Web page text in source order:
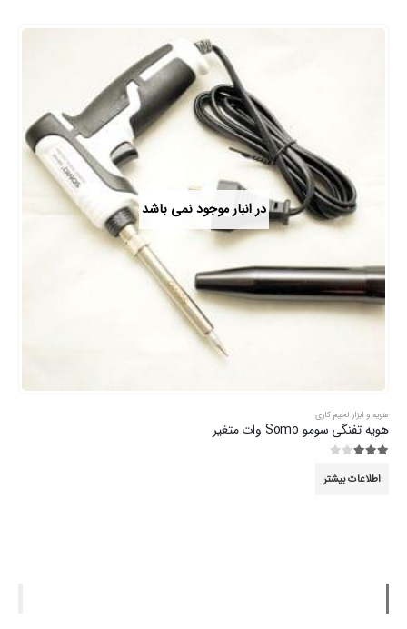
در انبار موجود نمی باشد
هویه و ابزار لحیم کاری
هویه تفنگی سومو Somo وات متغیر
اطلاعات بیشتر